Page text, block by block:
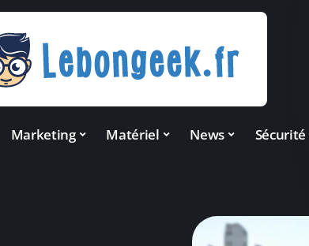
Marketing Matériel News Sécurité